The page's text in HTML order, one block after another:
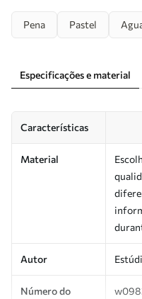
Pena Pastel
Especificações e material
Características
Material
Autor
Número do